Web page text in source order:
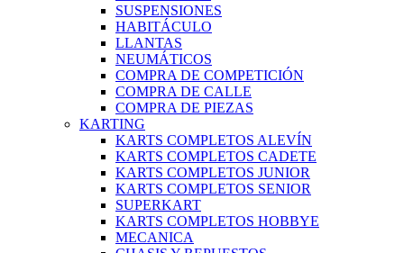
SUSPENSIONES
HABITÁCULO
LLANTAS
NEUMÁTICOS
COMPRA DE COMPETICIÓN
COMPRA DE CALLE
COMPRA DE PIEZAS
KARTING
KARTS COMPLETOS ALEVÍN
KARTS COMPLETOS CADETE
KARTS COMPLETOS JUNIOR
KARTS COMPLETOS SENIOR
SUPERKART
KARTS COMPLETOS HOBBYE
MECANICA